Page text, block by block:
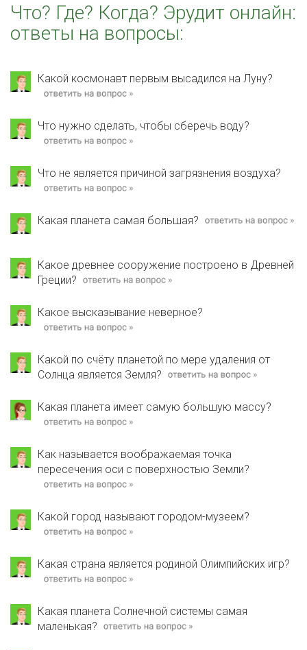
Что? Где? Когда? Эрудит онлайн:
ответы на вопросы:
Какой космонавт первым высадился на Луну?
Что нужно сделать, чтобы сберечь воду?
Что не является причиной загрязнения воздуха?
Какая планета самая большая?
Какое древнее сооружение построено в Древней
Греции?
Какое высказывание неверное?
Какой по счёту планетой по мере удаления от
Солнца является Земля?
Какая планета имеет самую большую массу?
Как называется воображаемая точка
пересечения оси с поверхностью Земли?
Какой город называют городом-музеем?
Какая страна является родиной Олимпийских игр?
Какая планета Солнечной системы самая
маленькая?